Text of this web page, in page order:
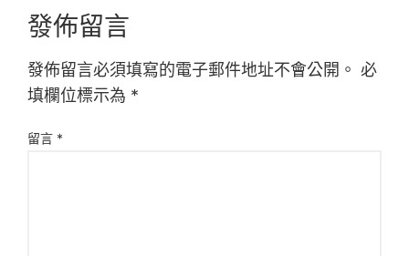
發佈留言
發佈留言必須填寫的電子郵件地址不會公開。 必
填欄位標示為 *
留言 *